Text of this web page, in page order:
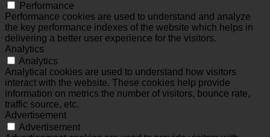
Performance
Performance cookies are used to understand and analyze
the key performance indexes of the website which helps in
delivering a better user experience for the visitors.
Analytics
Analytics
Analytical cookies are used to understand how visitors
interact with the website. These cookies help provide
information on metrics the number of visitors, bounce rate,
traffic source, etc.
Advertisement
Advertisement